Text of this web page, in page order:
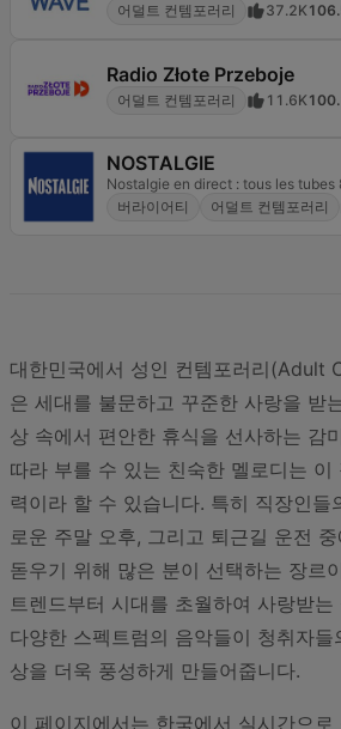
어덜트 컨템포러리
37.2K
Radio Złote Przeboje
어덜트 컨템포러리 11.6K
NOSTALGIE
Nostalgie en direct : tous les tubes
버라이어티
어덜트 컨템포러리
대한민국에서 성인 컨템포러리(Adult
은 세대를 불문하고 꾸준한 사랑을 받
상 속에서 편안한 휴식을 선사하는 감
따라 부를 수 있는 친숙한 멜로디는 이
력이라 할 수 있습니다. 특히 직장인들
로운 주말 오후, 그리고 퇴근길 운전
돋우기 위해 많은 분이 선택하는 장르
트렌드부터 시대를 초월하여 사랑받
다양한 스펙트럼의 음악들이 청취자
상을 더욱 풍성하게 만들어줍니다.
이 페이지에서는 한국에서 실시간으